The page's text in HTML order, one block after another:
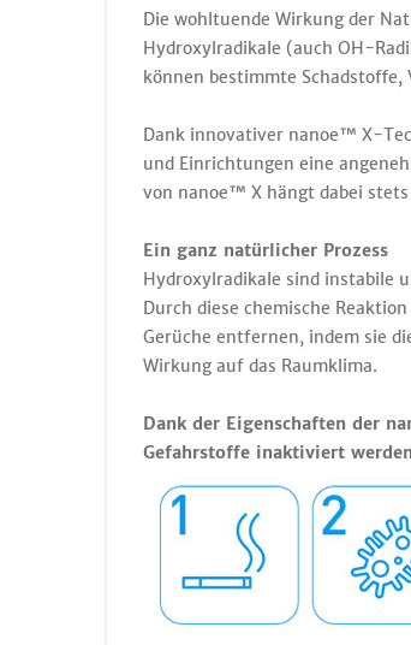
Die wohltuende Wirkung der
Hydroxylradikale (auch OH-
können bestimmte
Dank innovativer nanoe™ X-
und Einrichtungen eine
von nanoe™ X hängt dabei stets
Ein ganz natürlicher Prozess
Hydroxylradikale sind instabile
Durch diese chemische
Gerüche entfernen, indem sie
Wirkung auf das Raumklima.
Dank der Eigenschaften der
Gefahrstoffe inaktiviert